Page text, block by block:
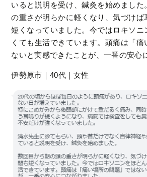
いると説明を受け、鍼灸を始めました
の重さが明らかに軽くなり、気づけば
短くなっていました。今ではロキソニ
くても生活できています。頭痛は「
ないと実感できたことが、一番の安心
伊勢原市｜40代｜女性